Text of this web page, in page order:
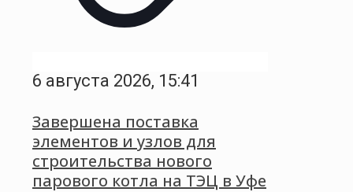
6 августа 2026, 15:41
Завершена поставка
элементов и узлов для
строительства нового
парового котла на ТЭЦ в Уфе